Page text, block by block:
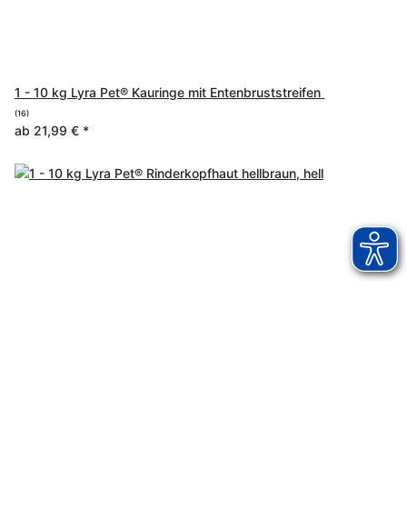
1 - 10 kg Lyra Pet® Kauringe mit Entenbruststreifen
(16)
ab 21,99 € *